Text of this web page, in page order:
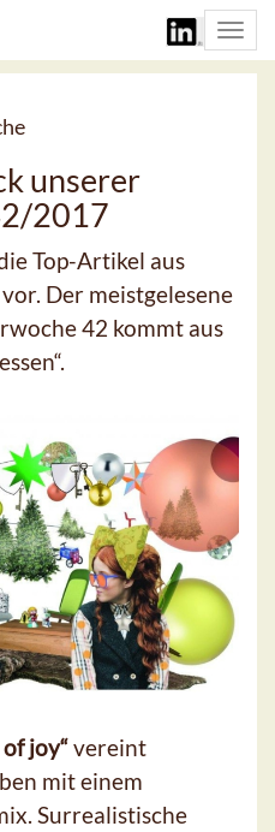
unserer
2017
Top-Artikel aus
Der meistgelesene
42 kommt aus
joy“vereint
mit einem
Surrealistische